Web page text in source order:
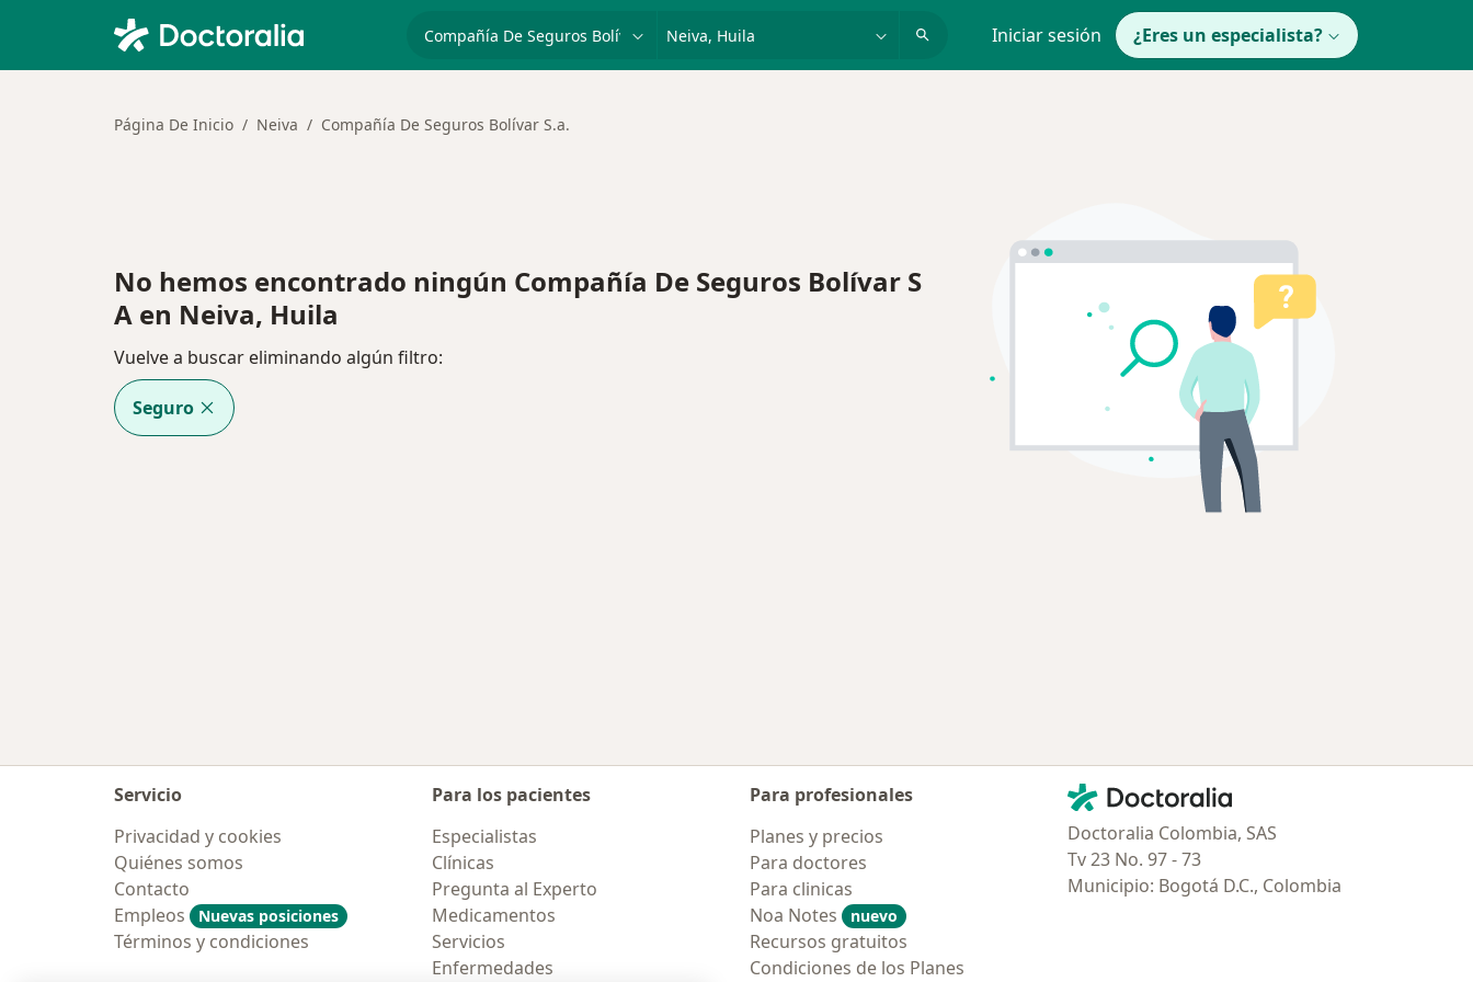
especialidad, enfermedad o nombre Iniciar sesión ¿Eres un especialista?
Página De Inicio Neiva Compañía De Seguros Bolívar S.a.
No hemos encontrado ningún Compañía De Seguros Bolívar S
A en Neiva, Huila
Vuelve a buscar eliminando algún filtro:
Seguro
Servicio
Privacidad y cookies
Quiénes somos
Contacto
Empleos
Nuevas posiciones
Términos y condiciones
Para los pacientes
Especialistas
Clínicas
Pregunta al Experto
Medicamentos
Servicios
Enfermedades
Para profesionales
Planes y precios
Para doctores
Para clinicas
Noa Notes
nuevo
Recursos gratuitos
Condiciones de los Planes
Contacto
Doctoralia - Página de inicio
Doctoralia Colombia, SAS
Tv 23 No. 97 - 73
Municipio: Bogotá D.C., Colombia